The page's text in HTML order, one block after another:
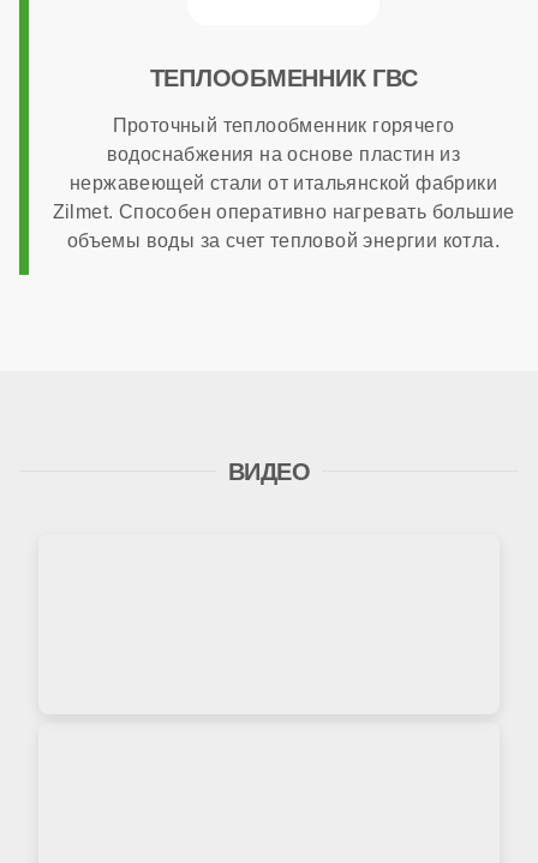
ТЕПЛООБМЕННИК ГВС
Проточный теплообменник горячего
водоснабжения на основе пластин из
нержавеющей стали от итальянской фабрики
Zilmet. Способен оперативно нагревать большие
объемы воды за счет тепловой энергии котла.
ВИДЕО